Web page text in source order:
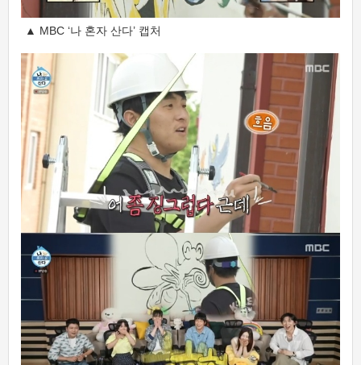
▲ MBC ‘나 혼자 산다’ 캡처